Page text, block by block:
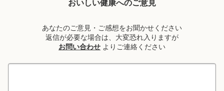
おいしい健康へのご意見
あなたのご意見・ご感想をお聞かせください
返信が必要な場合は、大変恐れ入りますが
お問い合わせ よりご連絡ください